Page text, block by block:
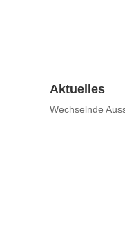
Aktuelles
Wechselnde